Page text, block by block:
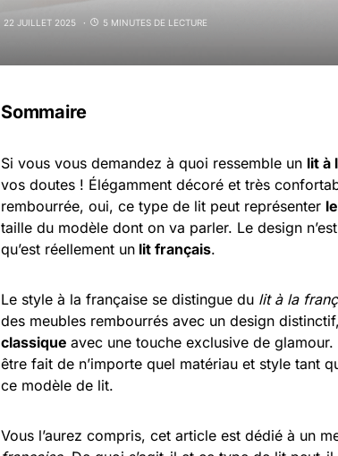
22 JUILLET 2025 5 MINUTES DE LECTURE
Sommaire
Si vous vous demandez à quoi ressemble un lit à
vos doutes ! Élégamment décoré et très
rembourrée, oui, ce type de lit peut représenter
taille du modèle dont on va parler. Le design
qu’est réellement un lit français.
Le style à la française se distingue du lit à la
des meubles rembourrés avec un design
classique avec une touche exclusive de
être fait de n’importe quel matériau et style tant
ce modèle de lit.
Vous l’aurez compris, cet article est dédié à un